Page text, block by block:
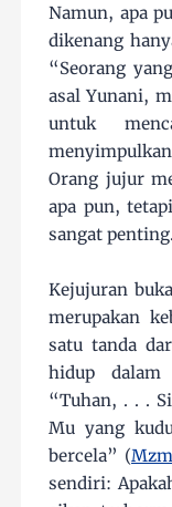
Namun, apa
dikenang
“Seorang
asal Yunani,
untuk
Orang jujur
apa pun,
sangat penting.
Kejujuran
merupakan
satu tanda
hidup
“Tuhan, . . .
Mu yang
bercela” (
sendiri: